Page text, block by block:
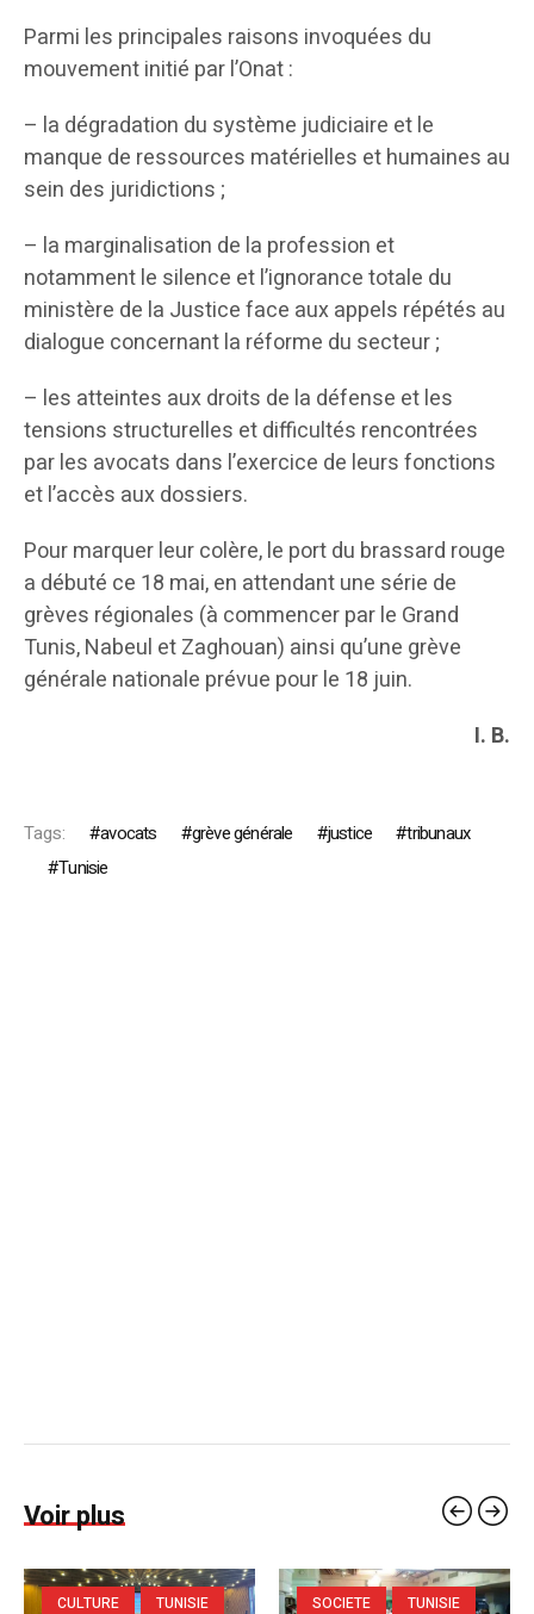
Parmi les principales raisons invoquées du
mouvement initié par l’Onat :
– la dégradation du système judiciaire et le
manque de ressources matérielles et humaines au
sein des juridictions ;
– la marginalisation de la profession et
notamment le silence et l’ignorance totale du
ministère de la Justice face aux appels répétés au
dialogue concernant la réforme du secteur ;
– les atteintes aux droits de la défense et les
tensions structurelles et difficultés rencontrées
par les avocats dans l’exercice de leurs fonctions
et l’accès aux dossiers.
Pour marquer leur colère, le port du brassard rouge
a débuté ce 18 mai, en attendant une série de
grèves régionales (à commencer par le Grand
Tunis, Nabeul et Zaghouan) ainsi qu’une grève
générale nationale prévue pour le 18 juin.
I. B.
Tags: avocats grève générale justice
tribunaux
Tunisie
Voir plus
CULTURE TUNISIE SOCIETE TUNISIE